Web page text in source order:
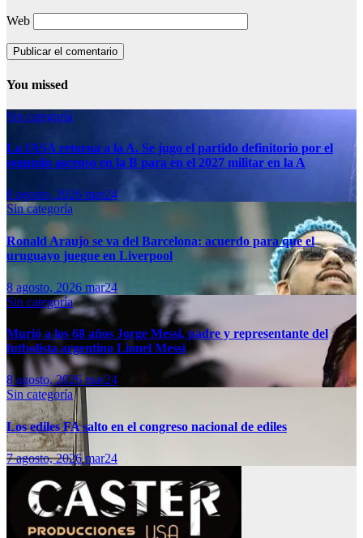
Web
You missed
Sin categoría
La IASA retorna a la A. Se jugo el partido definitorio por el
segundo ascenso en la B para en el 2027 militar en la A
8 agosto, 2026 mar24
Sin categoría
Ronald Araujo se va del Barcelona: acuerdo para que el
uruguayo juegue en Liverpool
8 agosto, 2026 mar24
Sin categoría
Murió a los 68 años Jorge Messi, padre y representante del
futbolista argentino Lionel Messi
8 agosto, 2026mar24
Sin categoría
Los ediles FA salto en el congreso nacional de ediles
7 agosto, 2026mar24